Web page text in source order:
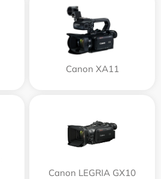
Canon XA11
Canon LEGRIA GX10